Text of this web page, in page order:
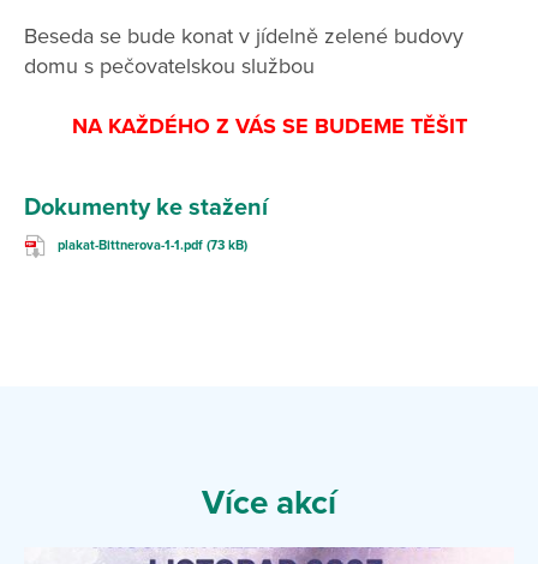
Beseda se bude konat v jídelně zelené budovy
domu s pečovatelskou službou
NA KAŽDÉHO Z VÁS SE BUDEME TĚŠIT
Dokumenty ke stažení
plakat-Bittnerova-1-1.pdf (73 kB)
Více akcí